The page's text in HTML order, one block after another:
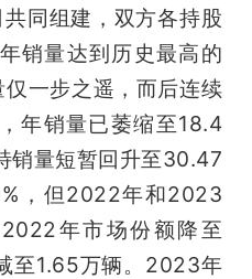
同组建，双方各持股
销量达到历史最高的
一步之遥，而后连续
年销量已萎缩至18.4
销量短暂回升至30.47
，但2022年和2023
年市场份额降至
至1.65万辆。2023年